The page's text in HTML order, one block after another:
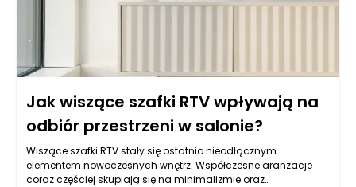
Jak wiszące szafki RTV wpływają na
odbiór przestrzeni w salonie?
Wiszące szafki RTV stały się ostatnio nieodłącznym
elementem nowoczesnych wnętrz. Współczesne aranżacje
coraz częściej skupiają się na minimalizmie oraz